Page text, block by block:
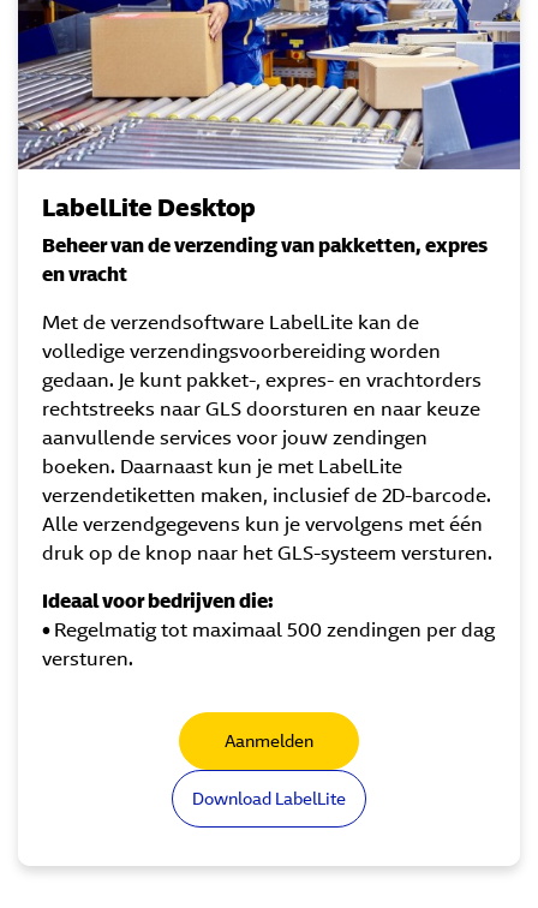
LabelLite Desktop
Beheer van de verzending van pakketten, expres
en vracht
Met de verzendsoftware LabelLite kan de
volledige verzendingsvoorbereiding worden
gedaan. Je kunt pakket-, expres- en vrachtorders
rechtstreeks naar GLS doorsturen en naar keuze
aanvullende services voor jouw zendingen
boeken. Daarnaast kun je met LabelLite
verzendetiketten maken, inclusief de 2D-barcode.
Alle verzendgegevens kun je vervolgens met één
druk op de knop naar het GLS-systeem versturen.
Ideaal voor bedrijven die:
•Regelmatig tot maximaal 500 zendingen per dag
versturen.
Aanmelden
Download LabelLite